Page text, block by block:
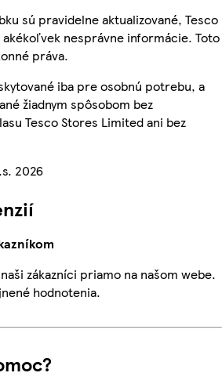
sú pravidelne aktualizované, Tesco
nesprávne informácie. Toto
práva.
iba pre osobnú potrebu, a
žiadnym spôsobom bez
Tesco Stores Limited ani bez
2026
zákazníci priamo na našom webe.
hodnotenia.